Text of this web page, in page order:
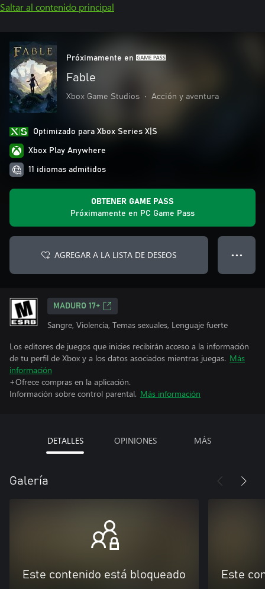
Saltar al contenido principal
Próximamente en
Fable
Xbox Game Studios • Acción y aventura
Optimizado para Xbox Series X|S
Xbox Play Anywhere
11 idiomas admitidos
OBTENER GAME PASS
Próximamente en PC Game Pass
AGREGAR A LA LISTA DE DESEOS ● ● ●
MADURO 17+
Sangre, Violencia, Temas sexuales, Lenguaje fuerte
Los editores de juegos que inicies recibirán acceso a la información
de tu perfil de Xbox y a los datos asociados mientras juegas. Más
información
+Ofrece compras en la aplicación.
Información sobre control parental. Más información
DETALLES OPINIONES MÁS
Galería
Este contenido está bloqueado Este